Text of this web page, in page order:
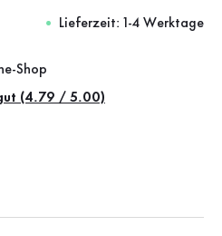
Lieferzeit: 1-4 Werktage
Shop
(4.79 / 5.00)